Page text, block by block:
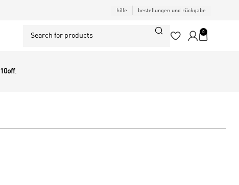
hilfe bestellungen und rückgabe
0
10off.